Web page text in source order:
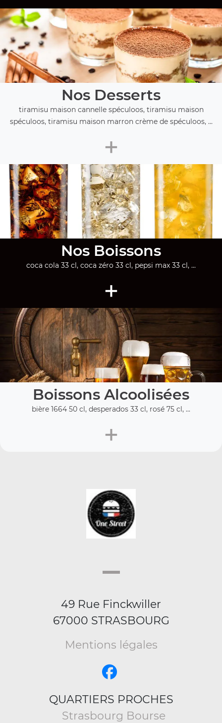
Nos Desserts
tiramisu maison cannelle spéculoos, tiramisu maison
spéculoos, tiramisu maison marron crème de spéculoos, ...
+
Nos Boissons
coca cola 33 cl, coca zéro 33 cl, pepsi max 33 cl, ...
+
Boissons Alcoolisées
bière 1664 50 cl, desperados 33 cl, rosé 75 cl, ...
+
49 Rue Finckwiller
67000 STRASBOURG
Mentions légales
QUARTIERS PROCHES
Strasbourg Bourse